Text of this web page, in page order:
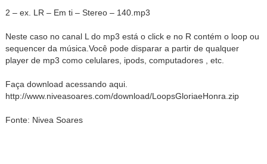
2 – ex. LR – Em ti – Stereo – 140.mp3
Neste caso no canal L do mp3 está o click e no R contém o loop ou
sequencer da música.Você pode disparar a partir de qualquer
player de mp3 como celulares, ipods, computadores , etc.
Faça download acessando aqui.
http://www.niveasoares.com/download/LoopsGloriaeHonra.zip
Fonte: Nivea Soares